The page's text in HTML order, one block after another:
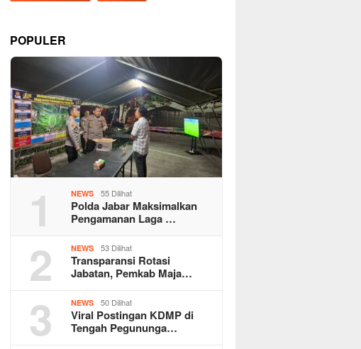
POPULER
1 NEWS 55 Dilihat
Polda Jabar Maksimalkan
Pengamanan Laga …
2 NEWS 53 Dilihat
Transparansi Rotasi
Jabatan, Pemkab Maja…
3 NEWS 50 Dilihat
Viral Postingan KDMP di
Tengah Pegununga…